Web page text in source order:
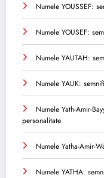
Numele YOUSSEF:
Numele YOUSEF:
Numele YAUTAH:
Numele YAUK:
Numele Yath-Amir-
personalitate
Numele Yatha-Amir-
Numele YATHA: